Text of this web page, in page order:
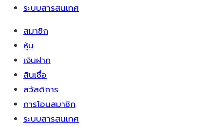
ระบบสารสนเทศ
สมาชิก
หุ้น
เงินฝาก
สินเชื่อ
สวัสดิการ
การโอนสมาชิก
ระบบสารสนเทศ